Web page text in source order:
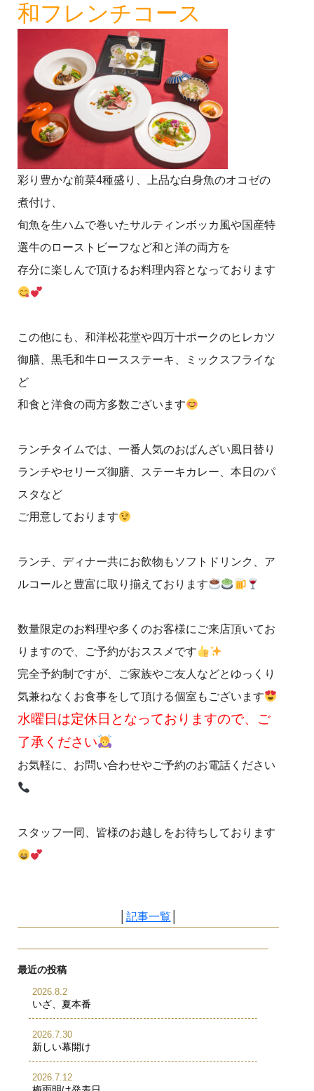
和フレンチコース
彩り豊かな前菜4種盛り、上品な白身魚のオコゼの
煮付け、
旬魚を生ハムで巻いたサルティンボッカ風や国産特
選牛のローストビーフなど和と洋の両方を
存分に楽しんで頂けるお料理内容となっております
この他にも、和洋松花堂や四万十ポークのヒレカツ
御膳、黒毛和牛ロースステーキ、ミックスフライな
ど
和食と洋食の両方多数ございます
ランチタイムでは、一番人気のおばんざい風日替り
ランチやセリーズ御膳、ステーキカレー、本日のパ
スタなど
ご用意しております
ランチ、ディナー共にお飲物もソフトドリンク、ア
ルコールと豊富に取り揃えております
数量限定のお料理や多くのお客様にご来店頂いてお
りますので、ご予約がおススメです
完全予約制ですが、ご家族やご友人などとゆっくり
気兼ねなくお食事をして頂ける個室もございます
水曜日は定休日となっておりますので、ご
了承ください
お気軽に、お問い合わせやご予約のお電話ください
スタッフ一同、皆様のお越しをお待ちしております
記事一覧
最近の投稿
2026.8.2
いざ、夏本番
2026.7.30
新しい幕開け
2026.7.12